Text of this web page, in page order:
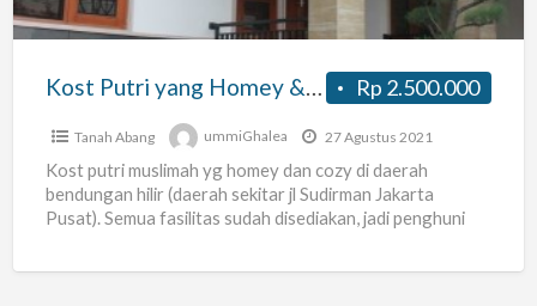
di
Rp 2.500.000
Kost Putri yang Homey & Cozy di Benhil
Tanah Abang ummiGhalea 27 Agustus 2021
Kost putri muslimah yg homey dan cozy di daerah
bendungan hilir (daerah sekitar jl Sudirman Jakarta
Pusat). Semua fasilitas sudah disediakan, jadi penghuni